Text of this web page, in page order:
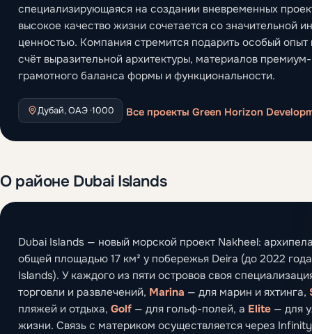
специализирующаяся на создании вневременных
высокое качество жизни сочетается со значительной
ценностью. Компания стремится подарить особый
счёт выразительной архитектуры, материалов
грамотного баланса формы и функциональности.
Дубай, ОАЭ ·1000 Все проекты Green Horizon
О районе Dubai Islands
Dubai Islands — новый морской проект Nakheel:
общей площадью 17 км² у побережья Deira (до 2022
Islands). У каждого из пяти островов своя
торговли и развлечений, Marina — для марин и яхтинга,
пляжей и отдыха, Golf — для гольф-полей, а Elite — для
жизни. Связь с материком осуществляется через